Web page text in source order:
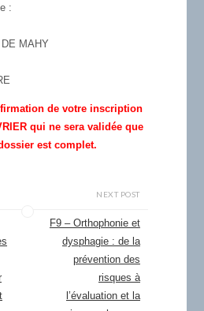
:
MAHY
de votre inscription
qui ne sera validée que
est complet.
NEXT POST
F9 – Orthophonie et
dysphagie : de la
prévention des
risques à
l’évaluation et la